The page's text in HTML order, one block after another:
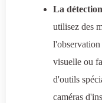
La
utilisez des
visuelle ou
d'outils
caméras